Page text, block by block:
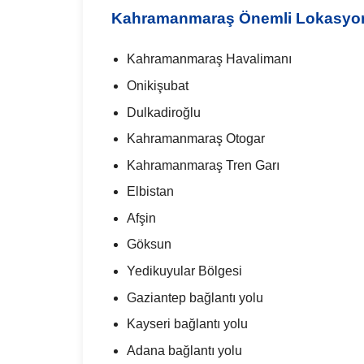
Kahramanmaraş Önemli
Kahramanmaraş Havalimanı
Onikişubat
Dulkadiroğlu
Kahramanmaraş Otogar
Kahramanmaraş Tren Garı
Elbistan
Afşin
Göksun
Yedikuyular Bölgesi
Gaziantep bağlantı yolu
Kayseri bağlantı yolu
Adana bağlantı yolu